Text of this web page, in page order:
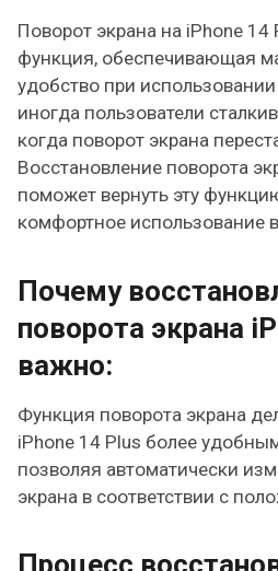
Поворот экрана на iPhone 14
функция, обеспечивающая
удобство при
иногда пользователи
когда поворот экрана
Восстановление поворота
поможет вернуть эту
комфортное использование
Почему
поворота экрана
важно:
Функция поворота экрана
iPhone 14 Plus более
позволяя автоматически
экрана в соответствии с